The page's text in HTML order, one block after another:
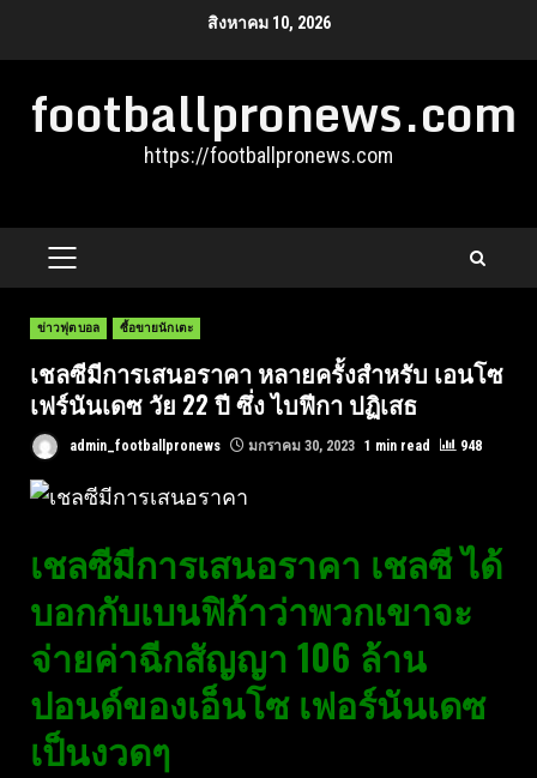
สิงหาคม 10, 2026
footballpronews.com
https://footballpronews.com
PRIMARY
ข่าวฟุตบอล ซื้อขายนักเตะ
เชลซีมีการเสนอราคา หลายครั้งสำหรับ เอนโซ
เฟร์นันเดซ วัย 22 ปี ซึ่ง ไบฟีกา ปฏิเสธ
admin_footballpronews มกราคม 30, 2023 1 min read 948
เชลซีมีการเสนอราคา เชลซี ได้
บอกกับเบนฟิก้าว่าพวกเขาจะ
จ่ายค่าฉีกสัญญา 106 ล้าน
ปอนด์ของเอ็นโซ เฟอร์นันเดซ
เป็นงวดๆ